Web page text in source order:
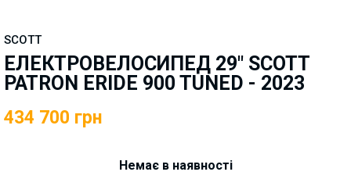
SCOTT
ЕЛЕКТРОВЕЛОСИПЕД 29" SCOTT
PATRON ERIDE 900 TUNED - 2023
434 700 грн
Немає в наявності